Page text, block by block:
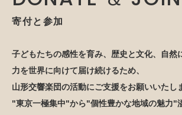
寄付と参加
子どもたちの感性を育み、歴史と文化、自然
力を世界に向けて届け続けるため、
山形交響楽団の活動にご支援をお願いいたし
"東京一極集中"から"個性豊かな地域の魅力"